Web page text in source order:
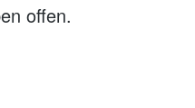
offen.